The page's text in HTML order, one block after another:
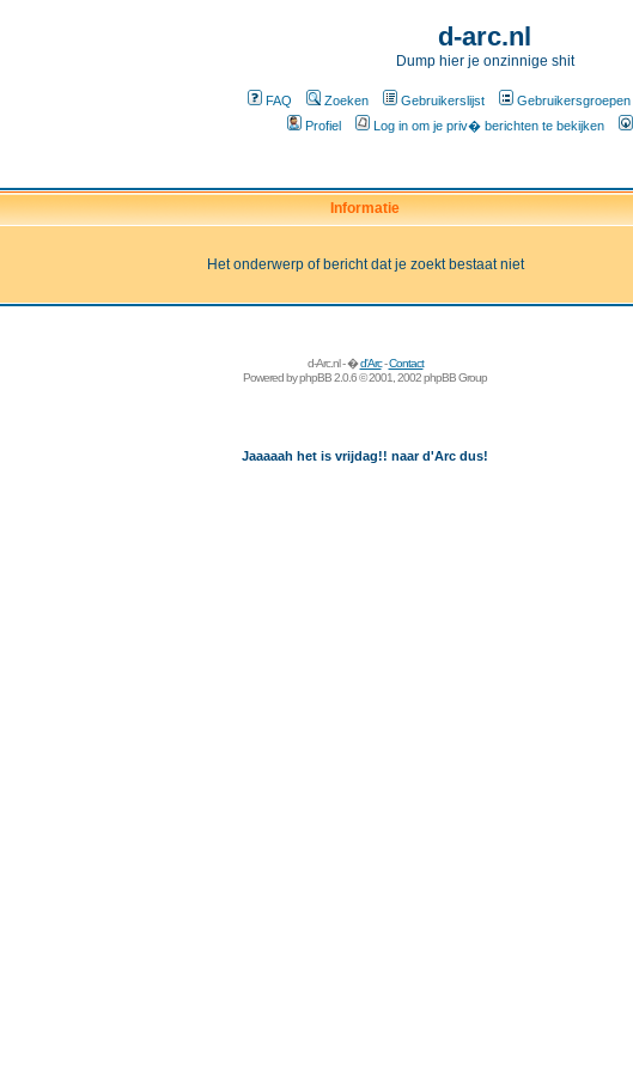
d-arc.nl
Dump hier je onzinnige shit
FAQ Zoeken Gebruikerslijst Gebruikersgroepen
Profiel
Log in om je priv� berichten te bekijken
Informatie
Het onderwerp of bericht dat je zoekt bestaat niet
d-Arc.nl - �d'Arc-Contact
Powered byphpBB2.0.6 © 2001, 2002 phpBB Group
Jaaaaah het is vrijdag!! naar d'Arc dus!